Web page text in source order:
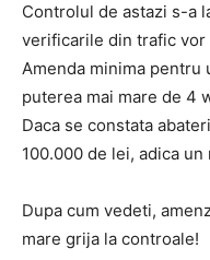
Controlul de astazi s-a
verificarile din trafic vor
Amenda minima pentru
puterea mai mare de 4
Daca se constata
100.000 de lei, adica
Dupa cum vedeti,
mare grija la controale!